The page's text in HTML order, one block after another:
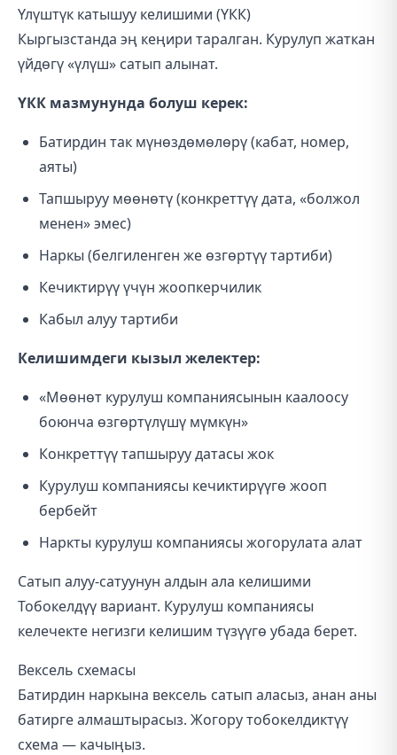
Үлүштүк катышуу келишими (ҮКК)
Кыргызстанда эң кеңири таралган. Курулуп жаткан
үйдөгү «үлүш» сатып алынат.
ҮКК мазмунунда болуш керек:
Батирдин так мүнөздөмөлөрү (кабат, номер,
аяты)
Тапшыруу мөөнөтү (конкреттүү дата, «болжол
менен» эмес)
Наркы (белгиленген же өзгөртүү тартиби)
Кечиктирүү үчүн жоопкерчилик
Кабыл алуу тартиби
Келишимдеги кызыл желектер:
«Мөөнөт курулуш компаниясынын каалоосу
боюнча өзгөртүлүшү мүмкүн»
Конкреттүү тапшыруу датасы жок
Курулуш компаниясы кечиктирүүгө жооп
бербейт
Наркты курулуш компаниясы жогорулата алат
Сатып алуу-сатуунун алдын ала келишими
Тобокелдүү вариант. Курулуш компаниясы
келечекте негизги келишим түзүүгө убада берет.
Вексель схемасы
Батирдин наркына вексель сатып аласыз, анан аны
батирге алмаштырасыз. Жогору тобокелдиктүү
схема — качыңыз.